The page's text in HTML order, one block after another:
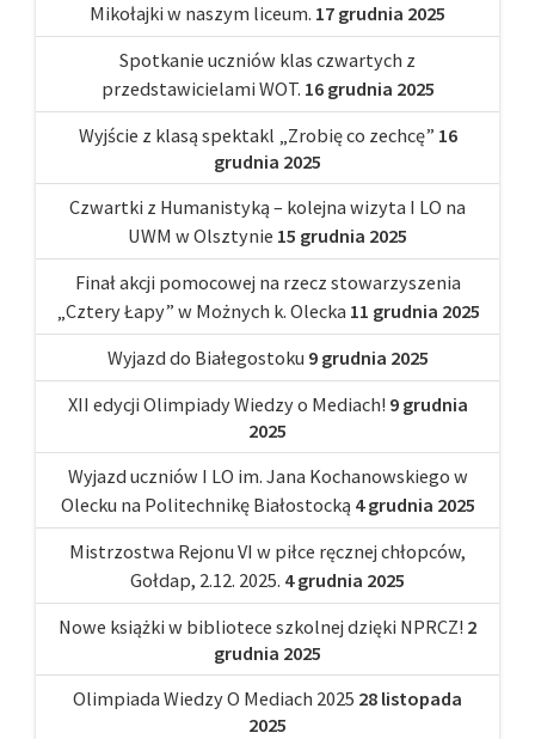
Mikołajki w naszym liceum. 17 grudnia 2025
Spotkanie uczniów klas czwartych z
przedstawicielami WOT. 16 grudnia 2025
Wyjście z klasą spektakl „Zrobię co zechcę” 16
grudnia 2025
Czwartki z Humanistyką – kolejna wizyta I LO na
UWM w Olsztynie 15 grudnia 2025
Finał akcji pomocowej na rzecz stowarzyszenia
„Cztery Łapy” w Możnych k. Olecka 11 grudnia 2025
Wyjazd do Białegostoku 9 grudnia 2025
XII edycji Olimpiady Wiedzy o Mediach! 9 grudnia
2025
Wyjazd uczniów I LO im. Jana Kochanowskiego w
Olecku na Politechnikę Białostocką 4 grudnia 2025
Mistrzostwa Rejonu VI w piłce ręcznej chłopców,
Gołdap, 2.12. 2025. 4 grudnia 2025
Nowe książki w bibliotece szkolnej dzięki NPRCZ! 2
grudnia 2025
Olimpiada Wiedzy O Mediach 2025 28 listopada
2025